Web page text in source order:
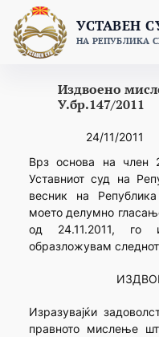
content
УСТАВЕН
НА РЕПУБЛИКА
Издвоено
У.бр.147/2011
24/11/2011
Врз основа на член
Уставниот суд на
весник на
моето делумно
од 24.11.2011, го
образложувам
Изразувајќи
правното мислење